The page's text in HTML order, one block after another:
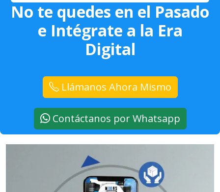
No te quedes en el Pasado
e Intégrate a la Era
Digital
Llámanos Ahora Mismo
Contáctanos por Whatsapp